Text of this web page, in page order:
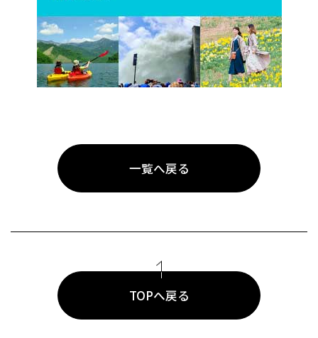
一覧へ戻る
TOPへ戻る